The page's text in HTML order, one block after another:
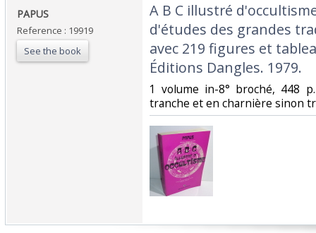
‎PAPUS‎
Reference : 19919
See the book
‎A B C illustré
d'études des grandes
avec 219 figures et
Éditions Dangles. 1979.‎
‎1 volume in-8° broché, 448
tranche et en charnière sinon